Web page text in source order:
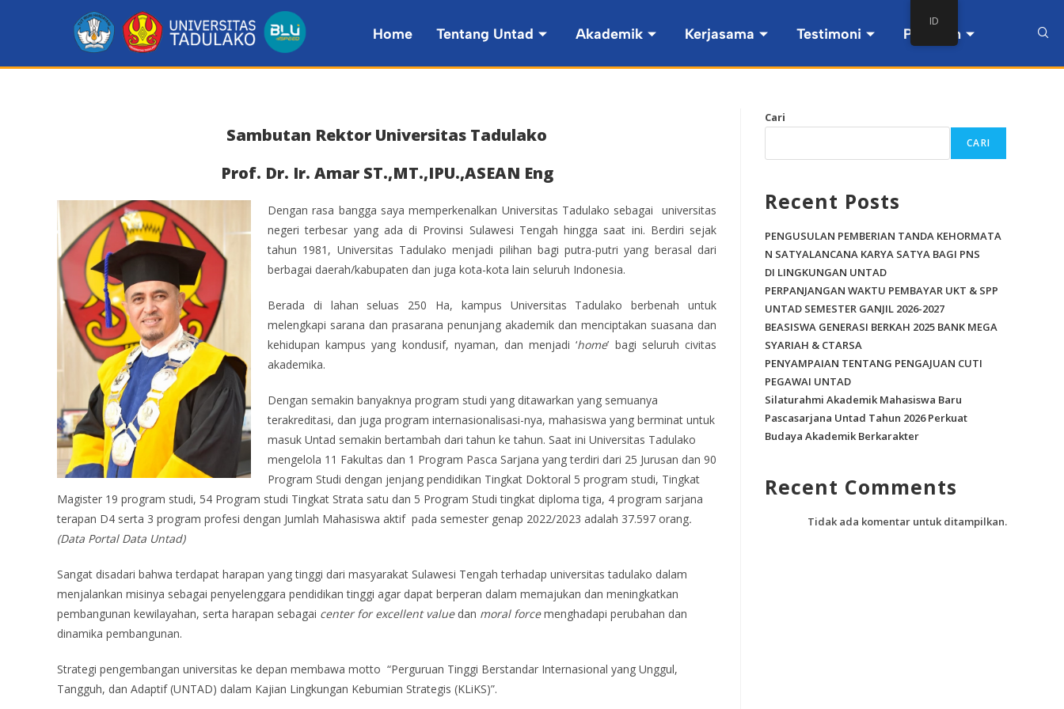
Home Tentang Untad Akademik Kerjasama Testimoni Pintasan
Sambutan Rektor Universitas Tadulako
Prof. Dr. Ir. Amar ST.,MT.,IPU.,ASEAN Eng
Dengan rasa bangga saya memperkenalkan Universitas Tadulako sebagai universitas
negeri terbesar yang ada di Provinsi Sulawesi Tengah hingga saat ini. Berdiri sejak
tahun 1981, Universitas Tadulako menjadi pilihan bagi putra-putri yang berasal dari
berbagai daerah/kabupaten dan juga kota-kota lain seluruh Indonesia.
Berada di lahan seluas 250 Ha, kampus Universitas Tadulako berbenah untuk
melengkapi sarana dan prasarana penunjang akademik dan menciptakan suasana dan
kehidupan kampus yang kondusif, nyaman, dan menjadi ‘home’ bagi seluruh civitas
akademika.
Dengan semakin banyaknya program studi yang ditawarkan yang semuanya
terakreditasi, dan juga program internasionalisasi-nya, mahasiswa yang berminat untuk
masuk Untad semakin bertambah dari tahun ke tahun. Saat ini Universitas Tadulako
mengelola 11 Fakultas dan 1 Program Pasca Sarjana yang terdiri dari 25 Jurusan dan 90
Program Studi dengan jenjang pendidikan Tingkat Doktoral 5 program studi, Tingkat
Magister 19 program studi, 54 Program studi Tingkat Strata satu dan 5 Program Studi tingkat diploma tiga, 4 program sarjana
terapan D4 serta 3 program profesi dengan Jumlah Mahasiswa aktif pada semester genap 2022/2023 adalah 37.597 orang.
(Data Portal Data Untad)
Sangat disadari bahwa terdapat harapan yang tinggi dari masyarakat Sulawesi Tengah terhadap universitas tadulako dalam
menjalankan misinya sebagai penyelenggara pendidikan tinggi agar dapat berperan dalam memajukan dan meningkatkan
pembangunan kewilayahan, serta harapan sebagai center for excellent valuedan moral forcemenghadapi perubahan dan
dinamika pembangunan.
Strategi pengembangan universitas ke depan membawa motto “Perguruan Tinggi Berstandar Internasional yang Unggul,
Tangguh, dan Adaptif (UNTAD) dalam Kajian Lingkungan Kebumian Strategis (KLiKS)”.
Cari
CARI
Recent Posts
PENGUSULAN PEMBERIAN TANDA KEHORMATA
N SATYALANCANA KARYA SATYA BAGI PNS
DI LINGKUNGAN UNTAD
PERPANJANGAN WAKTU PEMBAYAR UKT & SPP
UNTAD SEMESTER GANJIL 2026-2027
BEASISWA GENERASI BERKAH 2025 BANK MEGA
SYARIAH & CTARSA
PENYAMPAIAN TENTANG PENGAJUAN CUTI
PEGAWAI UNTAD
Silaturahmi Akademik Mahasiswa Baru
Pascasarjana Untad Tahun 2026 Perkuat
Budaya Akademik Berkarakter
Recent Comments
Tidak ada komentar untuk ditampilkan.
ID